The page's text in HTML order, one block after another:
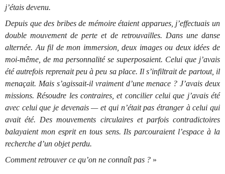
j’étais devenu.
Depuis que des bribes de mémoire étaient apparues, j’effectuais un
double mouvement de perte et de retrouvailles. Dans une danse
alternée. Au fil de mon immersion, deux images ou deux idées de
moi-même, de ma personnalité se superposaient. Celui que j’avais
été autrefois reprenait peu à peu sa place. Il s’infiltrait de partout, il
menaçait. Mais s’agissait-il vraiment d’une menace ? J’avais deux
missions. Résoudre les contraires, et concilier celui que j’avais été
avec celui que je devenais — et qui n’était pas étranger à celui qui
avait été. Des mouvements circulaires et parfois contradictoires
balayaient mon esprit en tous sens. Ils parcouraient l’espace à la
recherche d’un objet perdu.
Comment retrouver ce qu’on ne connaît pas ? »